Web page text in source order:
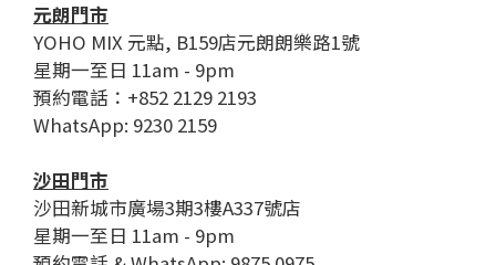
元朗門市
YOHO MIX 元點, B159店元朗朗樂路1號
星期一至日 11am - 9pm
預約電話：+852 2129 2193
WhatsApp: 9230 2159
沙田門市
沙田新城市廣場3期3樓A337號店
星期一至日 11am - 9pm